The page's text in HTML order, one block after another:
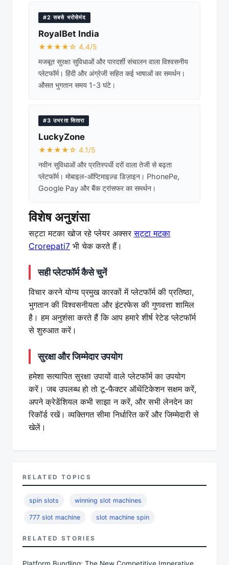
#2 सबसे भरोसेमंद
RoyalBet India
★★★★☆ 4.4/5
मजबूत सुरक्षा सुविधाओं और पारदर्शी संचालन वाला विश्वसनीय
प्लेटफॉर्म। हिंदी और अंग्रेजी सहित कई भाषाओं का समर्थन।
औसत भुगतान समय 1-3 घंटे।
#3 उभरता सितारा
LuckyZone
★★★★☆ 4.1/5
नवीन सुविधाओं और प्रतिस्पर्धी दरों वाला तेजी से बढ़ता
प्लेटफॉर्म। मोबाइल-ऑप्टिमाइज़्ड डिज़ाइन। PhonePe,
Google Pay और बैंक ट्रांसफर का समर्थन।
विशेष अनुशंसा
सट्टा मटका खोज रहे प्लेयर अक्सरसट्टा मटका
Crorepati7 भी चेक करते हैं।
सही प्लेटफॉर्म कैसे चुनें
विचार करने योग्य प्रमुख कारकों में प्लेटफॉर्म की प्रतिष्ठा,
भुगतान की विश्वसनीयता और इंटरफेस की गुणवत्ता शामिल
है। हम अनुशंसा करते हैं कि आप हमारे शीर्ष रेटेड प्लेटफॉर्म
से शुरुआत करें।
सुरक्षा और जिम्मेदार उपयोग
हमेशा सत्यापित सुरक्षा उपायों वाले प्लेटफॉर्म का उपयोग
करें। जब उपलब्ध हो तो टू-फैक्टर ऑथेंटिकेशन सक्षम करें,
अपने क्रेडेंशियल कभी साझा न करें, और सभी लेनदेन का
रिकॉर्ड रखें। व्यक्तिगत सीमा निर्धारित करें और जिम्मेदारी से
खेलें।
RELATED TOPICS
spin slots winning slot machines
777 slot machine slot machine spin
RELATED STORIES